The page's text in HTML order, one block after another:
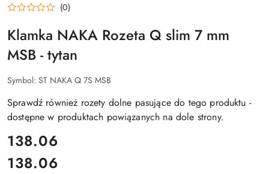
(0)
Klamka NAKA Rozeta Q slim 7 mm
MSB - tytan
Symbol: ST NAKA Q 7S MSB
Sprawdź również rozety dolne pasujące do tego produktu -
dostępne w produktach powiązanych na dole strony.
cena:
138.06
Cena:
138.06